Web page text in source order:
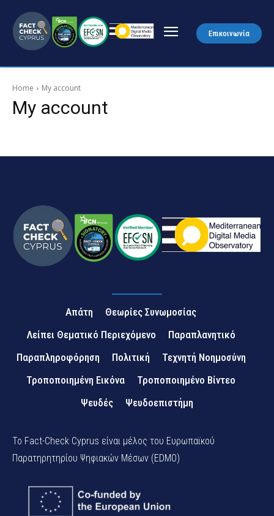
Επικοινωνία
Home My account
My account
Απάτη
Θεωρίες Συνωμοσίας
Λείπει Θεματικό Περιεχόμενο
Παραπλανητικό
Παραπληροφόρηση
Πολιτική
Τεχνητή Νοημοσύνη
Τροποποιημένη Εικόνα
Τροποποιημένο Βίντεο
Ψευδές
Ψευδοεπιστήμη
Το Fact-Check Cyprus είναι μέλος του Ευρωπαϊκού
Παρατηρητηρίου Ψηφιακών Μέσων (EDMO)